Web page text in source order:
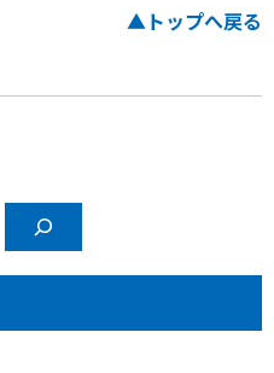
▲トップへ戻る